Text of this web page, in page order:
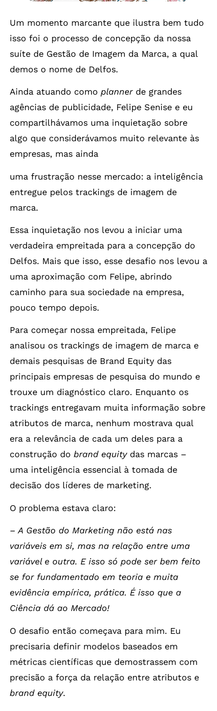
Um momento marcante que ilustra bem tudo
isso foi o processo de concepção da nossa
suíte de Gestão de Imagem da Marca, a qual
demos o nome de Delfos.
Ainda atuando como plannerde grandes
agências de publicidade, Felipe Senise e eu
compartilhávamos uma inquietação sobre
algo que considerávamos muito relevante às
empresas, mas ainda
uma frustração nesse mercado: a inteligência
entregue pelos trackings de imagem de
marca.
Essa inquietação nos levou a iniciar uma
verdadeira empreitada para a concepção do
Delfos. Mais que isso, esse desafio nos levou a
uma aproximação com Felipe, abrindo
caminho para sua sociedade na empresa,
pouco tempo depois.
Para começar nossa empreitada, Felipe
analisou os trackings de imagem de marca e
demais pesquisas de Brand Equity das
principais empresas de pesquisa do mundo e
trouxe um diagnóstico claro. Enquanto os
trackings entregavam muita informação sobre
atributos de marca, nenhum mostrava qual
era a relevância de cada um deles para a
construção do brand equitydas marcas –
uma inteligência essencial à tomada de
decisão dos líderes de marketing.
O problema estava claro:
– A Gestão do Marketing não está nas
variáveis em si, mas na relação entre uma
variável e outra. E isso só pode ser bem feito
se for fundamentado em teoria e muita
evidência empírica, prática. É isso que a
Ciência dá ao Mercado!
O desafio então começava para mim. Eu
precisaria definir modelos baseados em
métricas científicas que demostrassem com
precisão a força da relação entre atributos e
brand equity.